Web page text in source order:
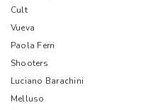
Cult
Vueva
Paola Ferri
Shooters
Luciano Barachini
Melluso